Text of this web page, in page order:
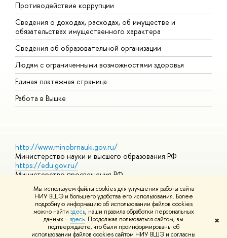
Мы используем файлы cookies для улучшения работы сайта
НИУ ВШЭ и большего удобства его использования. Более
подробную информацию об использовании файлов cookies
можно найти здесь, наши правила обработки персональных
данных –здесь. Продолжая пользоваться сайтом, вы
подтверждаете, что были проинформированы об
использовании файлов cookies сайтом НИУ ВШЭ и согласны
✖
Противодействие коррупции
Сведения о доходах, расходах, об имуществе и
обязательствах имущественного характера
Сведения об образовательной организации
Людям с ограниченными возможностями здоровья
Единая платежная страница
Работа в Вышке
http://www.minobrnauki.gov.ru/
Министерство науки и высшего образования РФ
https://edu.gov.ru/
Министерство просвещения РФ
https://elearning.hse.ru/mooc
Массовые открытые онлайн-курсы
© НИУ ВШЭ 1993–2026 Адреса и контактыУсловия
использования материалов Политика конфиденциальности